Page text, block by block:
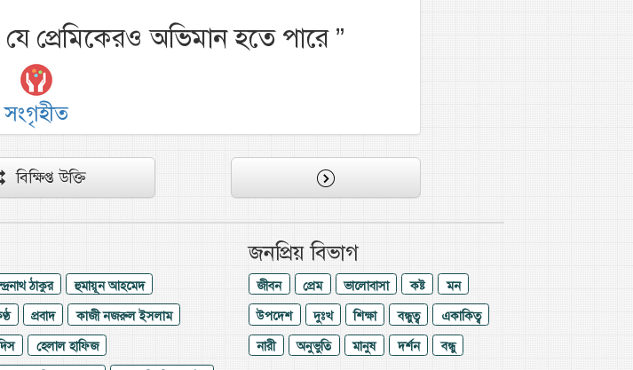
প্রেমিকেরও অভিমান হতে পারে”
সংগৃহীত
বিক্ষিপ্ত উক্তি
ঠাকুর
হুমায়ূন আহমেদ
প্রবাদ
কাজী নজরুল ইসলাম
হেলাল হাফিজ
জনপ্রিয় বিভাগ
জীবন প্রেম ভালোবাসা কষ্ট
মন
উপদেশ
দুঃখ শিক্ষা বন্ধুত্ব
একাকিত্ব
নারী
অনুভুতি মানুষ দর্শন বন্ধু